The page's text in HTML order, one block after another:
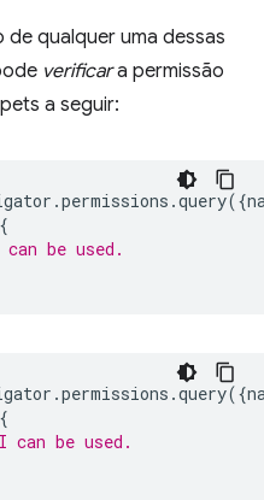
de qualquer uma dessas
verificara permissão
a seguir:
.permissions .query({
{
be used.
.permissions .query({
{
can be used.